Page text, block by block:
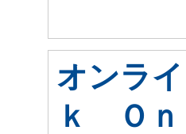
オンラ
ｋ Ｏｎ